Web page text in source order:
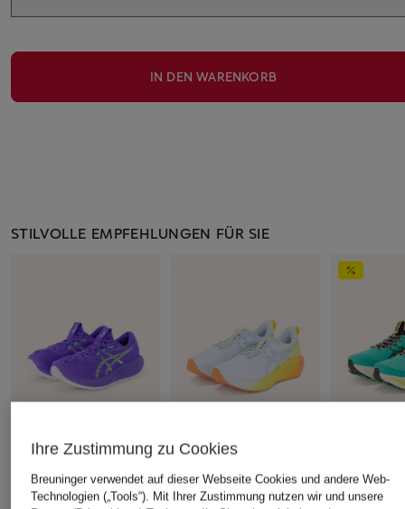
IN DEN WARENKORB
STILVOLLE EMPFEHLUNGEN FÜR SIE
+Aktionsrabatt +Aktionsrabatt +Aktionsrabatt
Ihre Zustimmung zu Cookies
Breuninger verwendet auf dieser Webseite Cookies und andere Web-
Technologien („Tools“). Mit Ihrer Zustimmung nutzen wir und unsere